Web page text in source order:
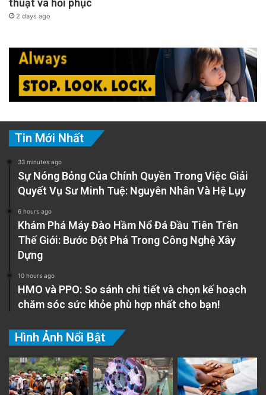
thuật và hồi phục
2 days ago
Tin Mới Nhất
33 minutes ago
Sự Nóng Bỏng Của Chính Quyền Trong Việc Giải
Quyết Vụ Sư Minh Tuệ: Nguyên Nhân Và Hệ Lụy
6 hours ago
Khám Phá Máy Đào Hầm Nổ Đá Đầu Tiên Trên
Thế Giới: Bước Đột Phá Trong Công Nghệ Xây
Dựng
10 hours ago
HMO và PPO: So sánh chi tiết và chọn kế hoạch
chăm sóc sức khỏe phù hợp nhất cho bạn!
Hình Ảnh Nổi Bật